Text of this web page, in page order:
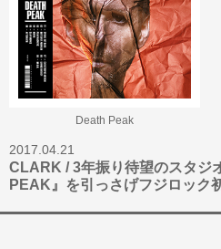
Death Peak
2017.04.21
CLARK / 3年振り待望のスタジ
PEAK』を引っさげフジロック